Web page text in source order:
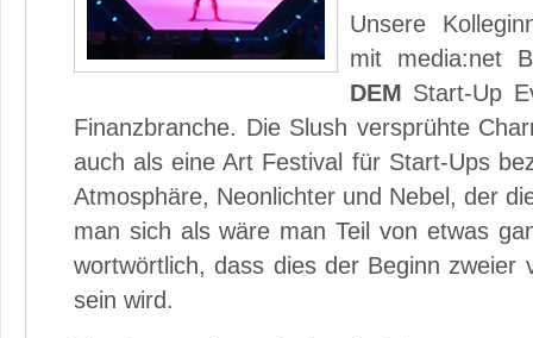
Unsere
mit media:net
DEM Start-Up
Finanzbranche. Die Slush versprühte
auch als eine Art Festival für Start-Ups
Atmosphäre, Neonlichter und Nebel, der
man sich als wäre man Teil von etwas
wortwörtlich, dass dies der Beginn zweier
sein wird.